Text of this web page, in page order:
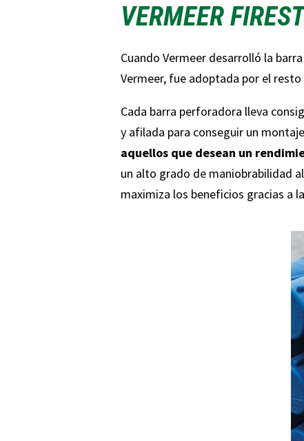
VERMEER
Cuando Vermeer desarrolló la
Vermeer, fue adoptada por el
Cada barra perforadora lleva
y afilada para conseguir un
aquellos que desean un
un alto grado de maniobrabilidad
maximiza los beneficios gracias a